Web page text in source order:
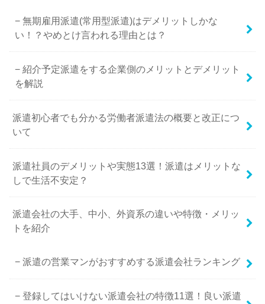
無期雇用派遣(常用型派遣)はデメリットしかな
い！？やめとけ言われる理由とは？
紹介予定派遣をする企業側のメリットとデメリット
を解説
派遣初心者でも分かる労働者派遣法の概要と改正につ
いて
派遣社員のデメリットや実態13選！派遣はメリットな
しで生活不安定？
派遣会社の大手、中小、外資系の違いや特徴・メリッ
トを紹介
派遣の営業マンがおすすめする派遣会社ランキング
登録してはいけない派遣会社の特徴11選！良い派遣